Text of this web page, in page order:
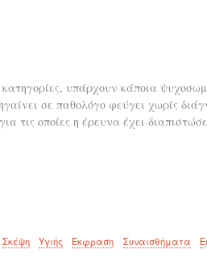
υπάρχουν κάποια
σε παθολόγο φεύγει χωρίς
τις οποίες η έρευνα έχει
Σκέψη Υγιής Έκφραση Συναισθήματα